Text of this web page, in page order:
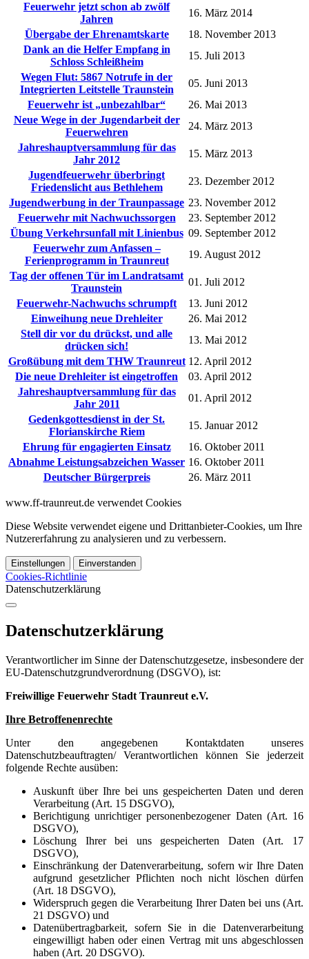
Feuerwehr jetzt schon ab zwölf
Jahren
16. März 2014
Übergabe der Ehrenamtskarte
18. November 2013
Dank an die Helfer Empfang in
Schloss Schleißheim
15. Juli 2013
Wegen Flut: 5867 Notrufe in der
Integrierten Leitstelle Traunstein
05. Juni 2013
Feuerwehr ist „unbezahlbar“
26. Mai 2013
Neue Wege in der Jugendarbeit der
Feuerwehren
24. März 2013
Jahreshauptversammlung für das
Jahr 2012
15. März 2013
Jugendfeuerwehr überbringt
Friedenslicht aus Bethlehem
23. Dezember 2012
Jugendwerbung in der Traunpassage 23. November 2012
Feuerwehr mit Nachwuchssorgen
23. September 2012
Übung Verkehrsunfall mit Linienbus 09. September 2012
Feuerwehr zum Anfassen –
Ferienprogramm in Traunreut
19. August 2012
Tag der offenen Tür im Landratsamt
Traunstein
01. Juli 2012
Feuerwehr-Nachwuchs schrumpft
13. Juni 2012
Einweihung neue Drehleiter
26. Mai 2012
Stell dir vor du drückst, und alle
drücken sich!
13. Mai 2012
Großübung mit dem THW Traunreut 12. April 2012
Die neue Drehleiter ist eingetroffen
03. April 2012
Jahreshauptversammlung für das
Jahr 2011
01. April 2012
Gedenkgottesdienst in der St.
Florianskirche Riem
15. Januar 2012
Ehrung für engagierten Einsatz
16. Oktober 2011
Abnahme Leistungsabzeichen Wasser 16. Oktober 2011
Deutscher Bürgerpreis
26. März 2011
www.ff-traunreut.de verwendet Cookies
Diese Website verwendet eigene und Drittanbieter-Cookies, um Ihre
Nutzererfahrung zu analysieren und zu verbessern.
Einstellungen Einverstanden
Cookies-Richtlinie
Datenschutzerklärung
Datenschutzerklärung
Verantwortlicher im Sinne der Datenschutzgesetze, insbesondere der
EU-Datenschutzgrundverordnung (DSGVO), ist:
Freiwillige Feuerwehr Stadt Traunreut e.V.
Ihre Betroffenenrechte
Unter den angegebenen Kontaktdaten unseres
Datenschutzbeauftragten/ Verantwortlichen können Sie jederzeit
folgende Rechte ausüben:
Auskunft über Ihre bei uns gespeicherten Daten und deren
Verarbeitung (Art. 15 DSGVO),
Berichtigung unrichtiger personenbezogener Daten (Art. 16
DSGVO),
Löschung Ihrer bei uns gespeicherten Daten (Art. 17
DSGVO),
Einschränkung der Datenverarbeitung, sofern wir Ihre Daten
aufgrund gesetzlicher Pflichten noch nicht löschen dürfen
(Art. 18 DSGVO),
Widerspruch gegen die Verarbeitung Ihrer Daten bei uns (Art.
21 DSGVO) und
Datenübertragbarkeit, sofern Sie in die Datenverarbeitung
eingewilligt haben oder einen Vertrag mit uns abgeschlossen
haben (Art. 20 DSGVO).